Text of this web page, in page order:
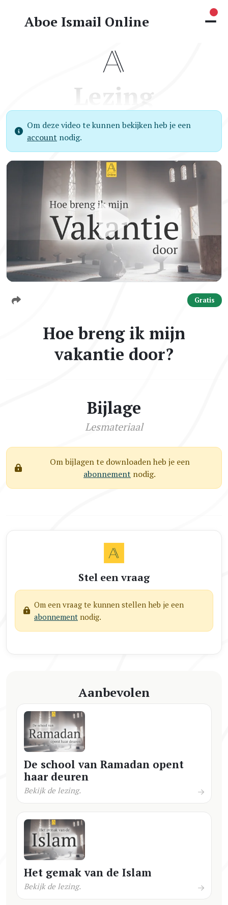
Aboe Ismail Online
Lezing
Om deze video te kunnen bekijken heb je een
account nodig.
Gratis
Hoe breng ik mijn
vakantie door?
Bijlage
Lesmateriaal
Om bijlagen te downloaden heb je een
abonnement nodig.
Stel een vraag
Om een vraag te kunnen stellen heb je een
abonnement nodig.
Aanbevolen
De school van Ramadan opent
haar deuren
Bekijk de lezing.
Het gemak van de Islam
Bekijk de lezing.